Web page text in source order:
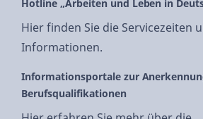
Hotline „Arbeiten und Leben in
Hier finden Sie die Servicezeiten
Informationen.
Informationsportale zur
Berufsqualifikationen